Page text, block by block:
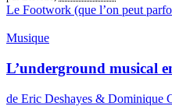
Le Footwork (que l’on peut
Musique
L’underground musical
de Eric Deshayes & Dominique